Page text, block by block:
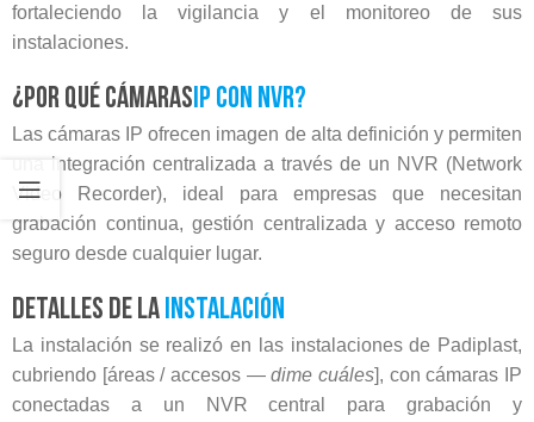
fortaleciendo la vigilancia y el monitoreo de sus
instalaciones.
¿Por qué cámaras IP con NVR?
Las cámaras IP ofrecen imagen de alta definición y permiten
una integración centralizada a través de un NVR (Network
Video Recorder), ideal para empresas que necesitan
grabación continua, gestión centralizada y acceso remoto
seguro desde cualquier lugar.
Detalles de la instalación
La instalación se realizó en las instalaciones de Padiplast,
cubriendo [áreas / accesos —dime cuáles], con cámaras IP
conectadas a un NVR central para grabación y